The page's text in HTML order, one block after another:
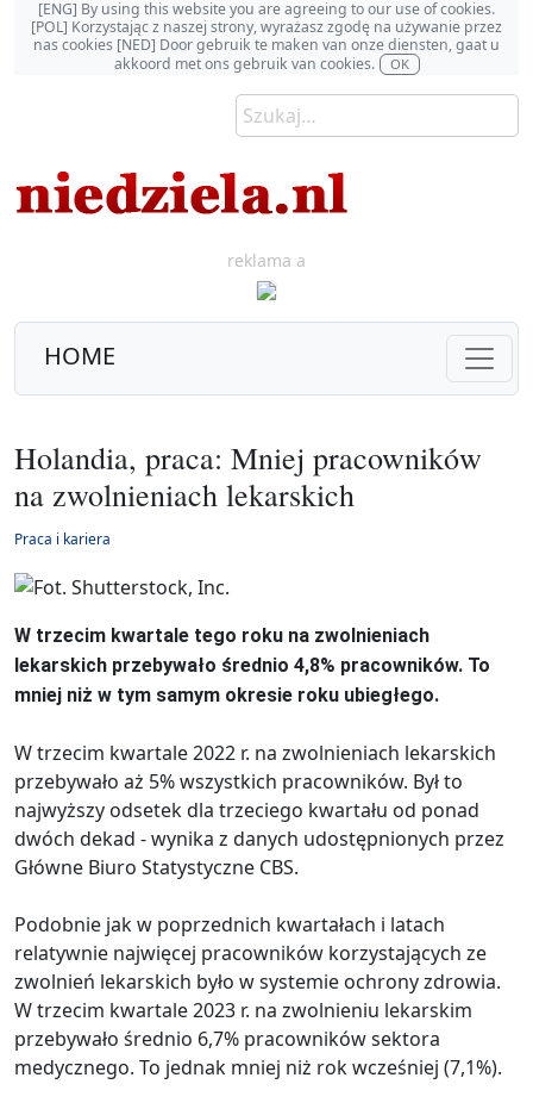
[ENG] By using this website you are agreeing to our use of cookies.
[POL] Korzystając z naszej strony, wyrażasz zgodę na używanie przez
nas cookies [NED] Door gebruik te maken van onze diensten, gaat u
akkoord met ons gebruik van cookies.
OK
reklama a
HOME
Holandia, praca: Mniej pracowników
na zwolnieniach lekarskich
Praca i kariera
W trzecim kwartale tego roku na zwolnieniach
lekarskich przebywało średnio 4,8% pracowników. To
mniej niż w tym samym okresie roku ubiegłego.
W trzecim kwartale 2022 r. na zwolnieniach lekarskich
przebywało aż 5% wszystkich pracowników. Był to
najwyższy odsetek dla trzeciego kwartału od ponad
dwóch dekad - wynika z danych udostępnionych przez
Główne Biuro Statystyczne CBS.
Podobnie jak w poprzednich kwartałach i latach
relatywnie najwięcej pracowników korzystających ze
zwolnień lekarskich było w systemie ochrony zdrowia.
W trzecim kwartale 2023 r. na zwolnieniu lekarskim
przebywało średnio 6,7% pracowników sektora
medycznego. To jednak mniej niż rok wcześniej (7,1%).